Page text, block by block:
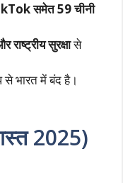
समेत 59 चीनी
राष्ट्रीय सुरक्षासे
भारत में बंद है।
2025)